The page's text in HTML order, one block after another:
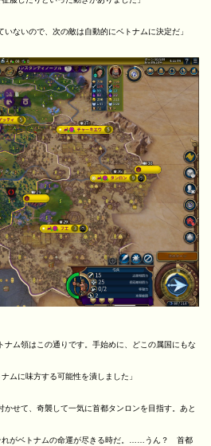
いないので、次の敵は自動的にベトナムに決定だ」
ナム領はこの通りです。手始めに、どこの属国にもな
ムに味方する可能性を潰しました」
かせて、奇襲して一気に首都タンロンを目指す。あと
れがベトナムの命運が尽きる時だ。……うん？ 首都